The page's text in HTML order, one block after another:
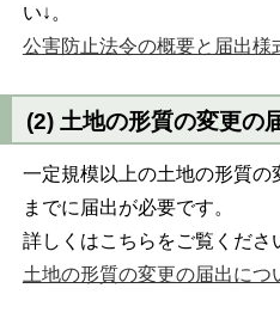
い↓。
公害防止法令の概要と届出様
(2) 土地の形質の変更の
一定規模以上の土地の形質
までに届出が必要です。
詳しくはこちらをご覧くださ
土地の形質の変更の届出につ